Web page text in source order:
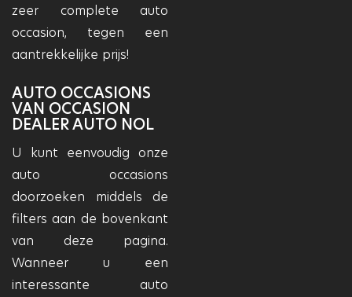
zeer complete auto
occasion, tegen een
aantrekkelijke prijs!
AUTO OCCASIONS
VAN OCCASION
DEALER AUTO NOL
U kunt eenvoudig onze
auto occasions
doorzoeken middels de
filters aan de bovenkant
van deze pagina.
Wanneer u een
interessante auto